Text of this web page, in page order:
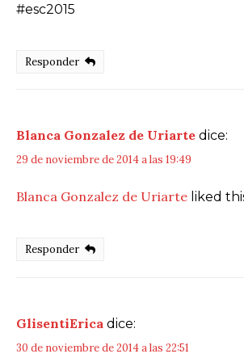
#esc2015
Responder
Blanca Gonzalez de Uriarte dice:
29 de noviembre de 2014 a las 19:49
Blanca Gonzalez de Uriarte liked
Responder
GlisentiErica dice:
30 de noviembre de 2014 a las 22:51